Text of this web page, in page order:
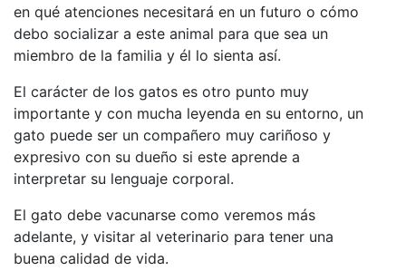
en qué atenciones necesitará en un futuro o cómo
debo socializar a este animal para que sea un
miembro de la familia y él lo sienta así.
El carácter de los gatos es otro punto muy
importante y con mucha leyenda en su entorno, un
gato puede ser un compañero muy cariñoso y
expresivo con su dueño si este aprende a
interpretar su lenguaje corporal.
El gato debe vacunarse como veremos más
adelante, y visitar al veterinario para tener una
buena calidad de vida.